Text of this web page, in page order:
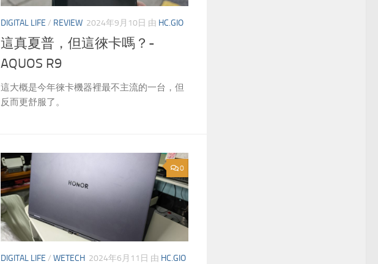
DIGITAL LIFE / REVIEW 2024年9月10日 由 HC.GIO
這真夏普，但這徠卡嗎？-
AQUOS R9
這大概是今年徠卡機器裡最不主流的一台，但
反而更舒服了。
0
DIGITAL LIFE / WETECH 2024年6月11日 由 HC.GIO